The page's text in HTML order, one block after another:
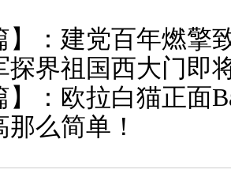
】： 建党百年燃擎
探界祖国西大门即
】： 欧拉白猫正面
么简单！